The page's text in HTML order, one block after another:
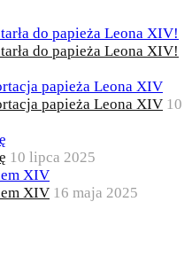
do papieża Leona XIV!
do papieża Leona XIV!
papieża Leona XIV
papieża Leona XIV 10
10 lipca 2025
XIV
XIV 16 maja 2025